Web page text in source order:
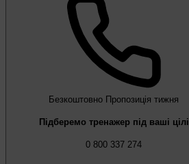
Безкоштовно Пропозиція тижня
Підберемо тренажер під ваші цілі
0 800 337 274